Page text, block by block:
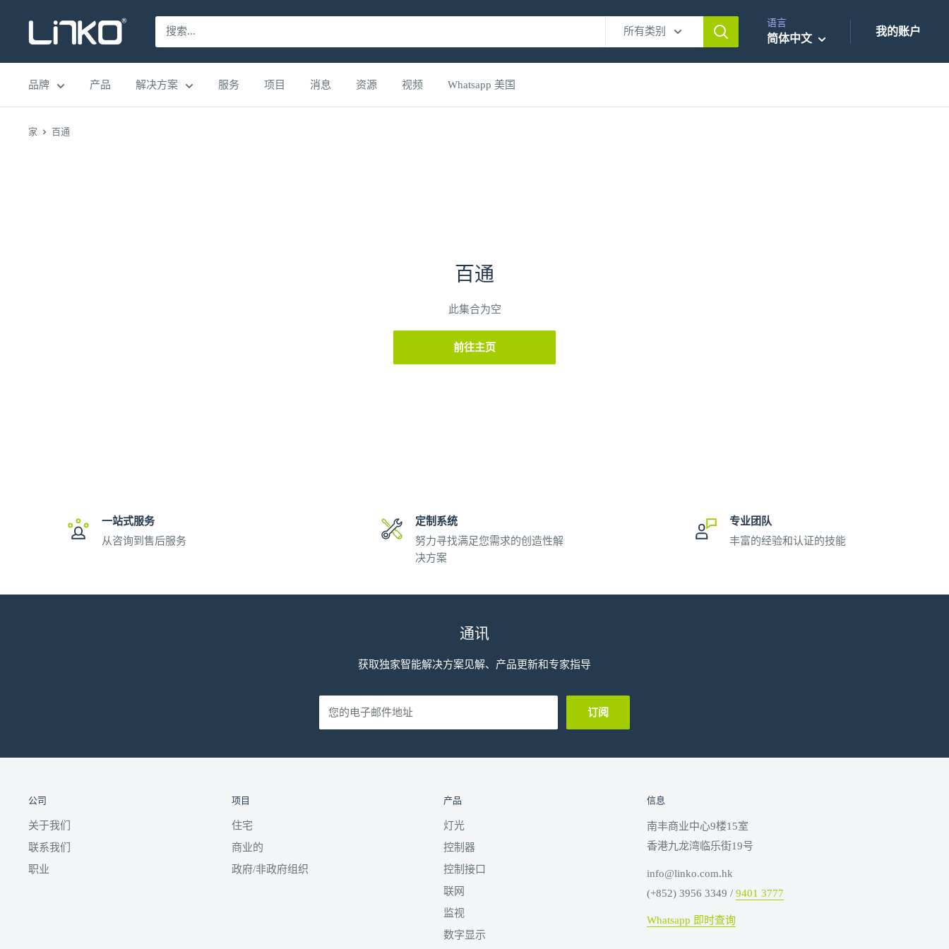
LINKO
SMART
TECHNOLOGY
LIMITED
所有类别
语言
简体中文
我的账户
品牌 产品 解决方案 服务 项目 消息 资源 视频 Whatsapp 美国
家 百通
百通
此集合为空
前往主页
一站式服务
从咨询到售后服务
定制系统
努力寻找满足您需求的创造性解
决方案
专业团队
丰富的经验和认证的技能
通讯
获取独家智能解决方案见解、产品更新和专家指导
您的电子邮件地址 订阅
公司
关于我们
联系我们
职业
项目
住宅
商业的
政府/非政府组织
产品
灯光
控制器
控制接口
联网
监视
数字显示
信息
南丰商业中心9楼15室
香港九龙湾临乐街19号
info@linko.com.hk
(+852) 3956 3349 / 9401 3777
Whatsapp 即时查询